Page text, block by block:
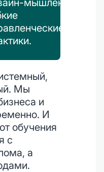
мышление,
Мы
и
И
обучения
с
а